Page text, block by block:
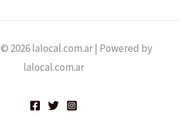
2026 lalocal.com.ar | Powered by
lalocal.com.ar